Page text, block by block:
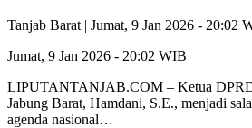
Tanjab Barat | Jumat, 9 Jan 2026 - 20:02
Jumat, 9 Jan 2026 - 20:02 WIB
LIPUTANTANJAB.COM – Ketua
Jabung Barat, Hamdani, S.E., menjadi
agenda nasional…